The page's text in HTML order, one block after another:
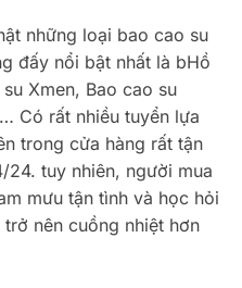
những loại bao cao su
đấy nổi bật nhất là bHồ
Xmen, Bao cao su
Có rất nhiều tuyển lựa
trong cửa hàng rất tận
24. tuy nhiên, người mua
mưu tận tình và học hỏi
nên cuồng nhiệt hơn